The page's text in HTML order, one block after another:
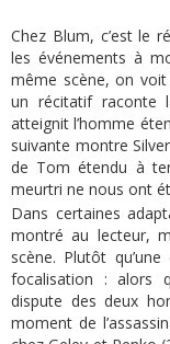
Chez Blum, c’est le
les événements à
même scène, on
un récitatif raconte
atteignit l’homme
suivante montre
de Tom étendu à
meurtri ne nous ont
Dans certaines
montré au lecteur,
scène. Plutôt
focalisation : alors
dispute des deux
moment de